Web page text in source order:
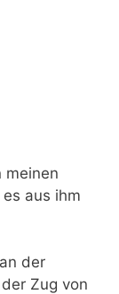
meinen
aus ihm
der
Zug von